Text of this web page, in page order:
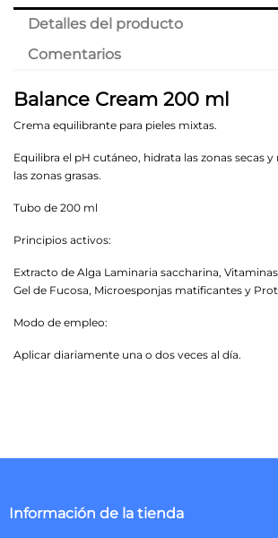
Detalles del producto
Comentarios
Balance Cream 200 ml
Crema equilibrante para pieles mixtas.
Equilibra el pH cutáneo, hidrata las zonas secas
las zonas grasas.
Tubo de 200 ml
Principios activos:
Extracto de Alga Laminaria saccharina,
Gel de Fucosa, Microesponjas matificantes y
Modo de empleo:
Aplicar diariamente una o dos veces al día.
Información de la tienda